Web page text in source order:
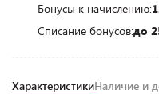
Бонусы к начислению:
Списание бонусов:до
ХарактеристикиНаличие и